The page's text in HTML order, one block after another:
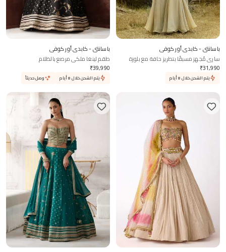
باسانتي - كابدي أور كوفي
ساري مُجهز مسبقًا بتطريز حافة مع بلوزة
₹31,990
يتم الشحن خلال 8 أيام
باسانتي - كابدي أور كوفي
طقم لينغا ملكي مرصع بالظلام
₹39,990
يتم الشحن خلال 8 أيام وصل حديثاً